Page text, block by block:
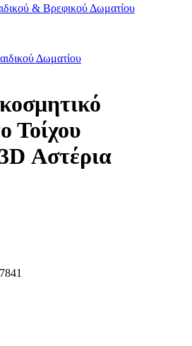
& Βρεφικού Δωματίου
Δωματίου
Τοίχου
Αστέρια